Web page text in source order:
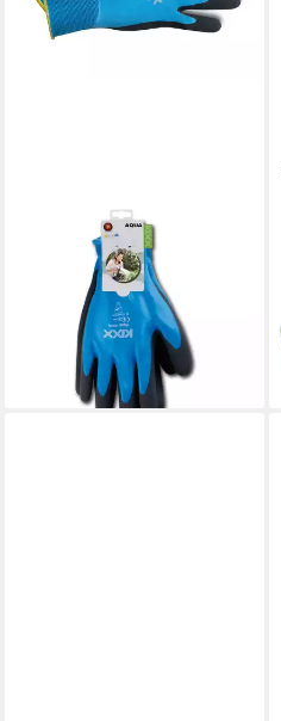
Gartenhandschuhe Aqua
Handschuhe für die
Gartenarbeit
lieferbar - in 2-3 Werktagen bei dir